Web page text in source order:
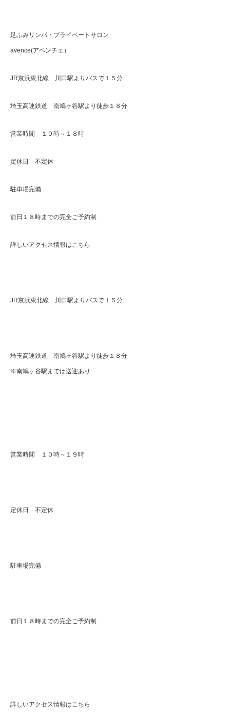
足ふみリンパ・プライベートサロン
avence(アベンチェ）
JR京浜東北線 川口駅よりバスで１５分
埼玉高速鉄道 南鳩ヶ谷駅より徒歩１８分
営業時間 １０時～１８時
定休日 不定休
駐車場完備
前日１８時までの完全ご予約制
詳しいアクセス情報はこちら
JR京浜東北線 川口駅よりバスで１５分
埼玉高速鉄道 南鳩ヶ谷駅より徒歩１８分
※南鳩ヶ谷駅までは送迎あり
営業時間 １０時～１９時
定休日 不定休
駐車場完備
前日１８時までの完全ご予約制
詳しいアクセス情報はこちら